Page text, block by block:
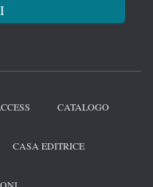
CATALOGO
CASA EDITRICE